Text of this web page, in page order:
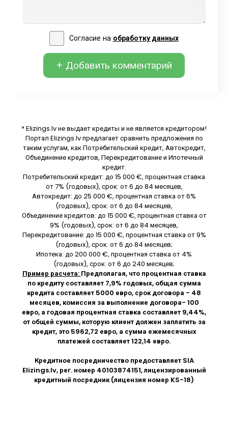
Согласие на обработку данных
+ Добавить комментарий
* Elizings.lv не выдает кредиты и не является кредитором!
Портал Elizings.lv предлагает сравнить предложения по
таким услугам, как Потребительский кредит, Автокредит,
Объединение кредитов, Перекредитование и Ипотечный
кредит.
Потребительский кредит: до 15 000 €, процентная ставка
от 7% (годовых), срок: от 6 до 84 месяцев,
Автокредит: до 25 000 €, процентная ставка от 6%
(годовых), срок: от 6 до 84 месяцев,
Объединение кредитов: до 15 000 €, процентная ставка от
9% (годовых), срок: от 6 до 84 месяцев,
Перекредитование: до 15 000 €, процентная ставка от 9%
(годовых), срок: от 6 до 84 месяцев;
Ипотека: до 200 000 €, процентная ставка от 4%
(годовых), срок: от 6 до 240 месяцев;
Пример расчета: Предполагая, что процентная ставка
по кредиту составляет 7,9% годовых, общая сумма
кредита составляет 5000 евро, срок договора - 48
месяцев, комиссия за выполнение договора- 100
евро, а годовая процентная ставка составляет 9,44%,
от общей суммы, которую клиент должен заплатить за
кредит, это 5962,72 евро, а сумма ежемесячных
платежей составляет 122,14 евро.
Кредитное посредничество предоставляет SIA
Elizings.lv, рег. номер 40103874151, лицензированный
кредитный посредник (лицензия номер KS-18)